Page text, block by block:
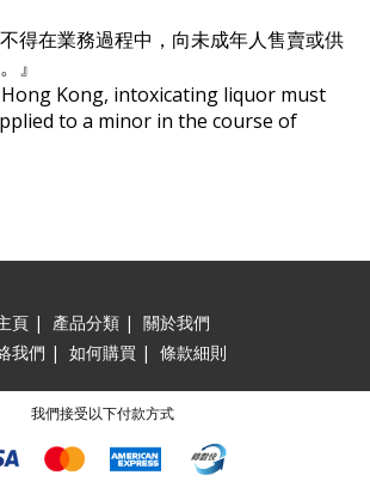
得在業務過程中，向未成年人售賣或供
』
Kong, intoxicating liquor must
to a minor in the course of
頁 | 產品分類 | 關於我們
我們 | 如何購買 | 條款細則
我們接受以下付款方式